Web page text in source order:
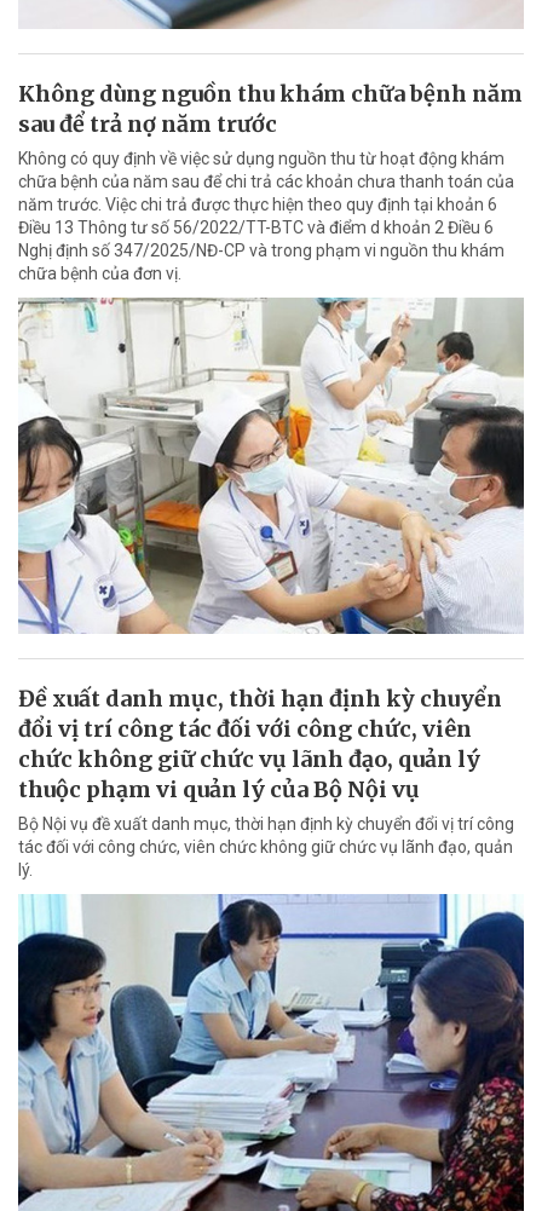
Không dùng nguồn thu khám chữa bệnh năm
sau để trả nợ năm trước
Không có quy định về việc sử dụng nguồn thu từ hoạt động khám
chữa bệnh của năm sau để chi trả các khoản chưa thanh toán của
năm trước. Việc chi trả được thực hiện theo quy định tại khoản 6
Điều 13 Thông tư số 56/2022/TT-BTC và điểm d khoản 2 Điều 6
Nghị định số 347/2025/NĐ-CP và trong phạm vi nguồn thu khám
chữa bệnh của đơn vị.
Đề xuất danh mục, thời hạn định kỳ chuyển
đổi vị trí công tác đối với công chức, viên
chức không giữ chức vụ lãnh đạo, quản lý
thuộc phạm vi quản lý của Bộ Nội vụ
Bộ Nội vụ đề xuất danh mục, thời hạn định kỳ chuyển đổi vị trí công
tác đối với công chức, viên chức không giữ chức vụ lãnh đạo, quản
lý.